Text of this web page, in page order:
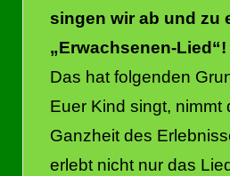
singen wir ab und zu
„Erwachsenen-Lied“!
Das hat folgenden
Euer Kind singt, nimmt
Ganzheit des
erlebt nicht nur das